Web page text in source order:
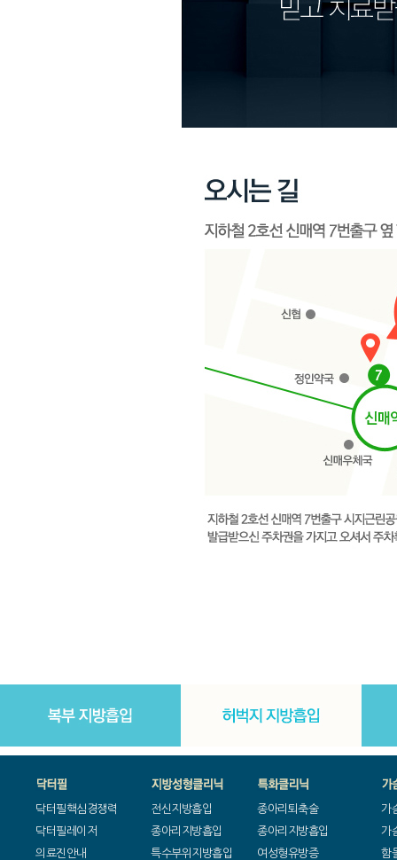
닥터필핵심경쟁력
닥터필레이저
의료진안내
전신지방흡입
종아리지방흡입
특수부위지방흡입
종아리퇴축술
종아리지방흡입
여성형유방증
가
가
함